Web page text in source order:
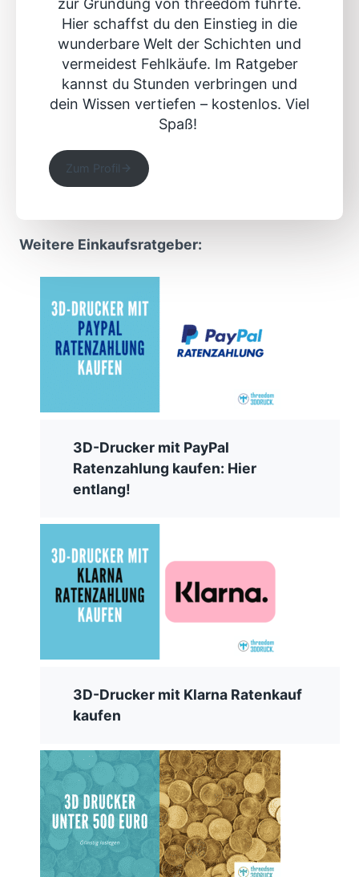
Hier schaffst du den Einstieg in die
wunderbare Welt der Schichten und
vermeidest Fehlkäufe. Im Ratgeber
kannst du Stunden verbringen und
dein Wissen vertiefen – kostenlos. Viel
Spaß!
Zum Profil
Weitere Einkaufsratgeber:
3D-Drucker mit PayPal
Ratenzahlung kaufen: Hier
entlang!
3D-Drucker mit Klarna Ratenkauf
kaufen